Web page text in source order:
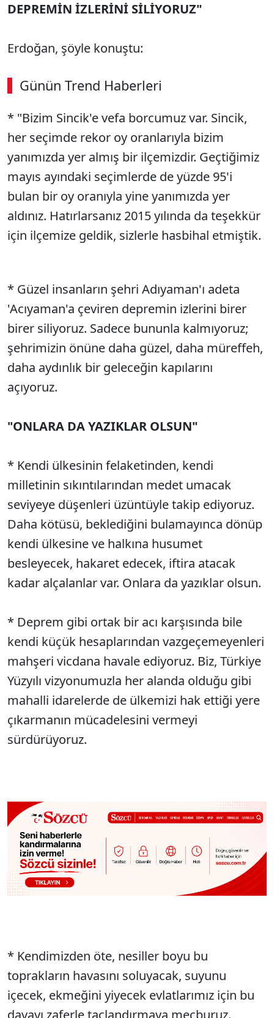
DEPREMİN İZLERİNİ SİLİYORUZ"
Erdoğan, şöyle konuştu:
Günün Trend Haberleri
SÖZCÜ SON DAKİKA
* "Bizim Sincik'e vefa borcumuz var. Sincik,
her seçimde rekor oy oranlarıyla bizim
yanımızda yer almış bir ilçemizdir. Geçtiğimiz
mayıs ayındaki seçimlerde de yüzde 95'i
bulan bir oy oranıyla yine yanımızda yer
aldınız. Hatırlarsanız 2015 yılında da teşekkür
için ilçemize geldik, sizlerle hasbihal etmiştik.
* Güzel insanların şehri Adıyaman'ı adeta
'Acıyaman'a çeviren depremin izlerini birer
birer siliyoruz. Sadece bununla kalmıyoruz;
şehrimizin önüne daha güzel, daha müreffeh,
daha aydınlık bir geleceğin kapılarını
açıyoruz.
"ONLARA DA YAZIKLAR OLSUN"
* Kendi ülkesinin felaketinden, kendi
milletinin sıkıntılarından medet umacak
seviyeye düşenleri üzüntüyle takip ediyoruz.
Daha kötüsü, beklediğini bulamayınca dönüp
kendi ülkesine ve halkına husumet
besleyecek, hakaret edecek, iftira atacak
kadar alçalanlar var. Onlara da yazıklar olsun.
* Deprem gibi ortak bir acı karşısında bile
kendi küçük hesaplarından vazgeçemeyenleri
mahşeri vicdana havale ediyoruz. Biz, Türkiye
Yüzyılı vizyonumuzla her alanda olduğu gibi
mahalli idarelerde de ülkemizi hak ettiği yere
çıkarmanın mücadelesini vermeyi
sürdürüyoruz.
* Kendimizden öte, nesiller boyu bu
toprakların havasını soluyacak, suyunu
içecek, ekmeğini yiyecek evlatlarımız için bu